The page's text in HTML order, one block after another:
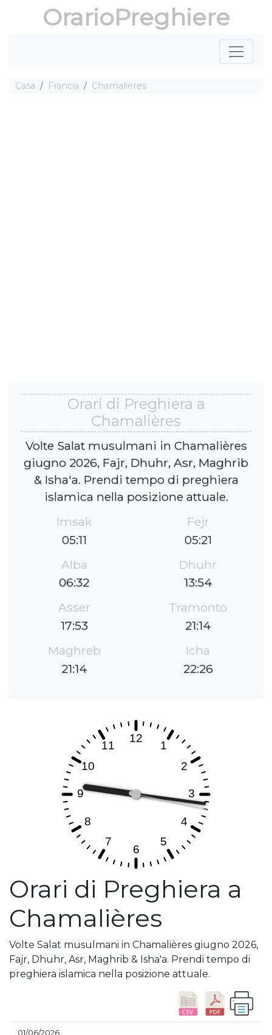
OrarioPreghiere
Casa Francia Chamalières
Orari di Preghiera a
Chamalières
Volte Salat musulmani in Chamalières
giugno 2026, Fajr, Dhuhr, Asr, Maghrib
& Isha'a. Prendi tempo di preghiera
islamica nella posizione attuale.
Imsak
05:11
Fejr
05:21
Alba
06:32
Dhuhr
13:54
Asser
17:53
Tramonto
21:14
Maghreb
21:14
Icha
22:26
Orari di Preghiera a
Chamalières
Volte Salat musulmani in Chamalières giugno 2026,
Fajr, Dhuhr, Asr, Maghrib & Isha'a. Prendi tempo di
preghiera islamica nella posizione attuale.
DATA
01/06/2026